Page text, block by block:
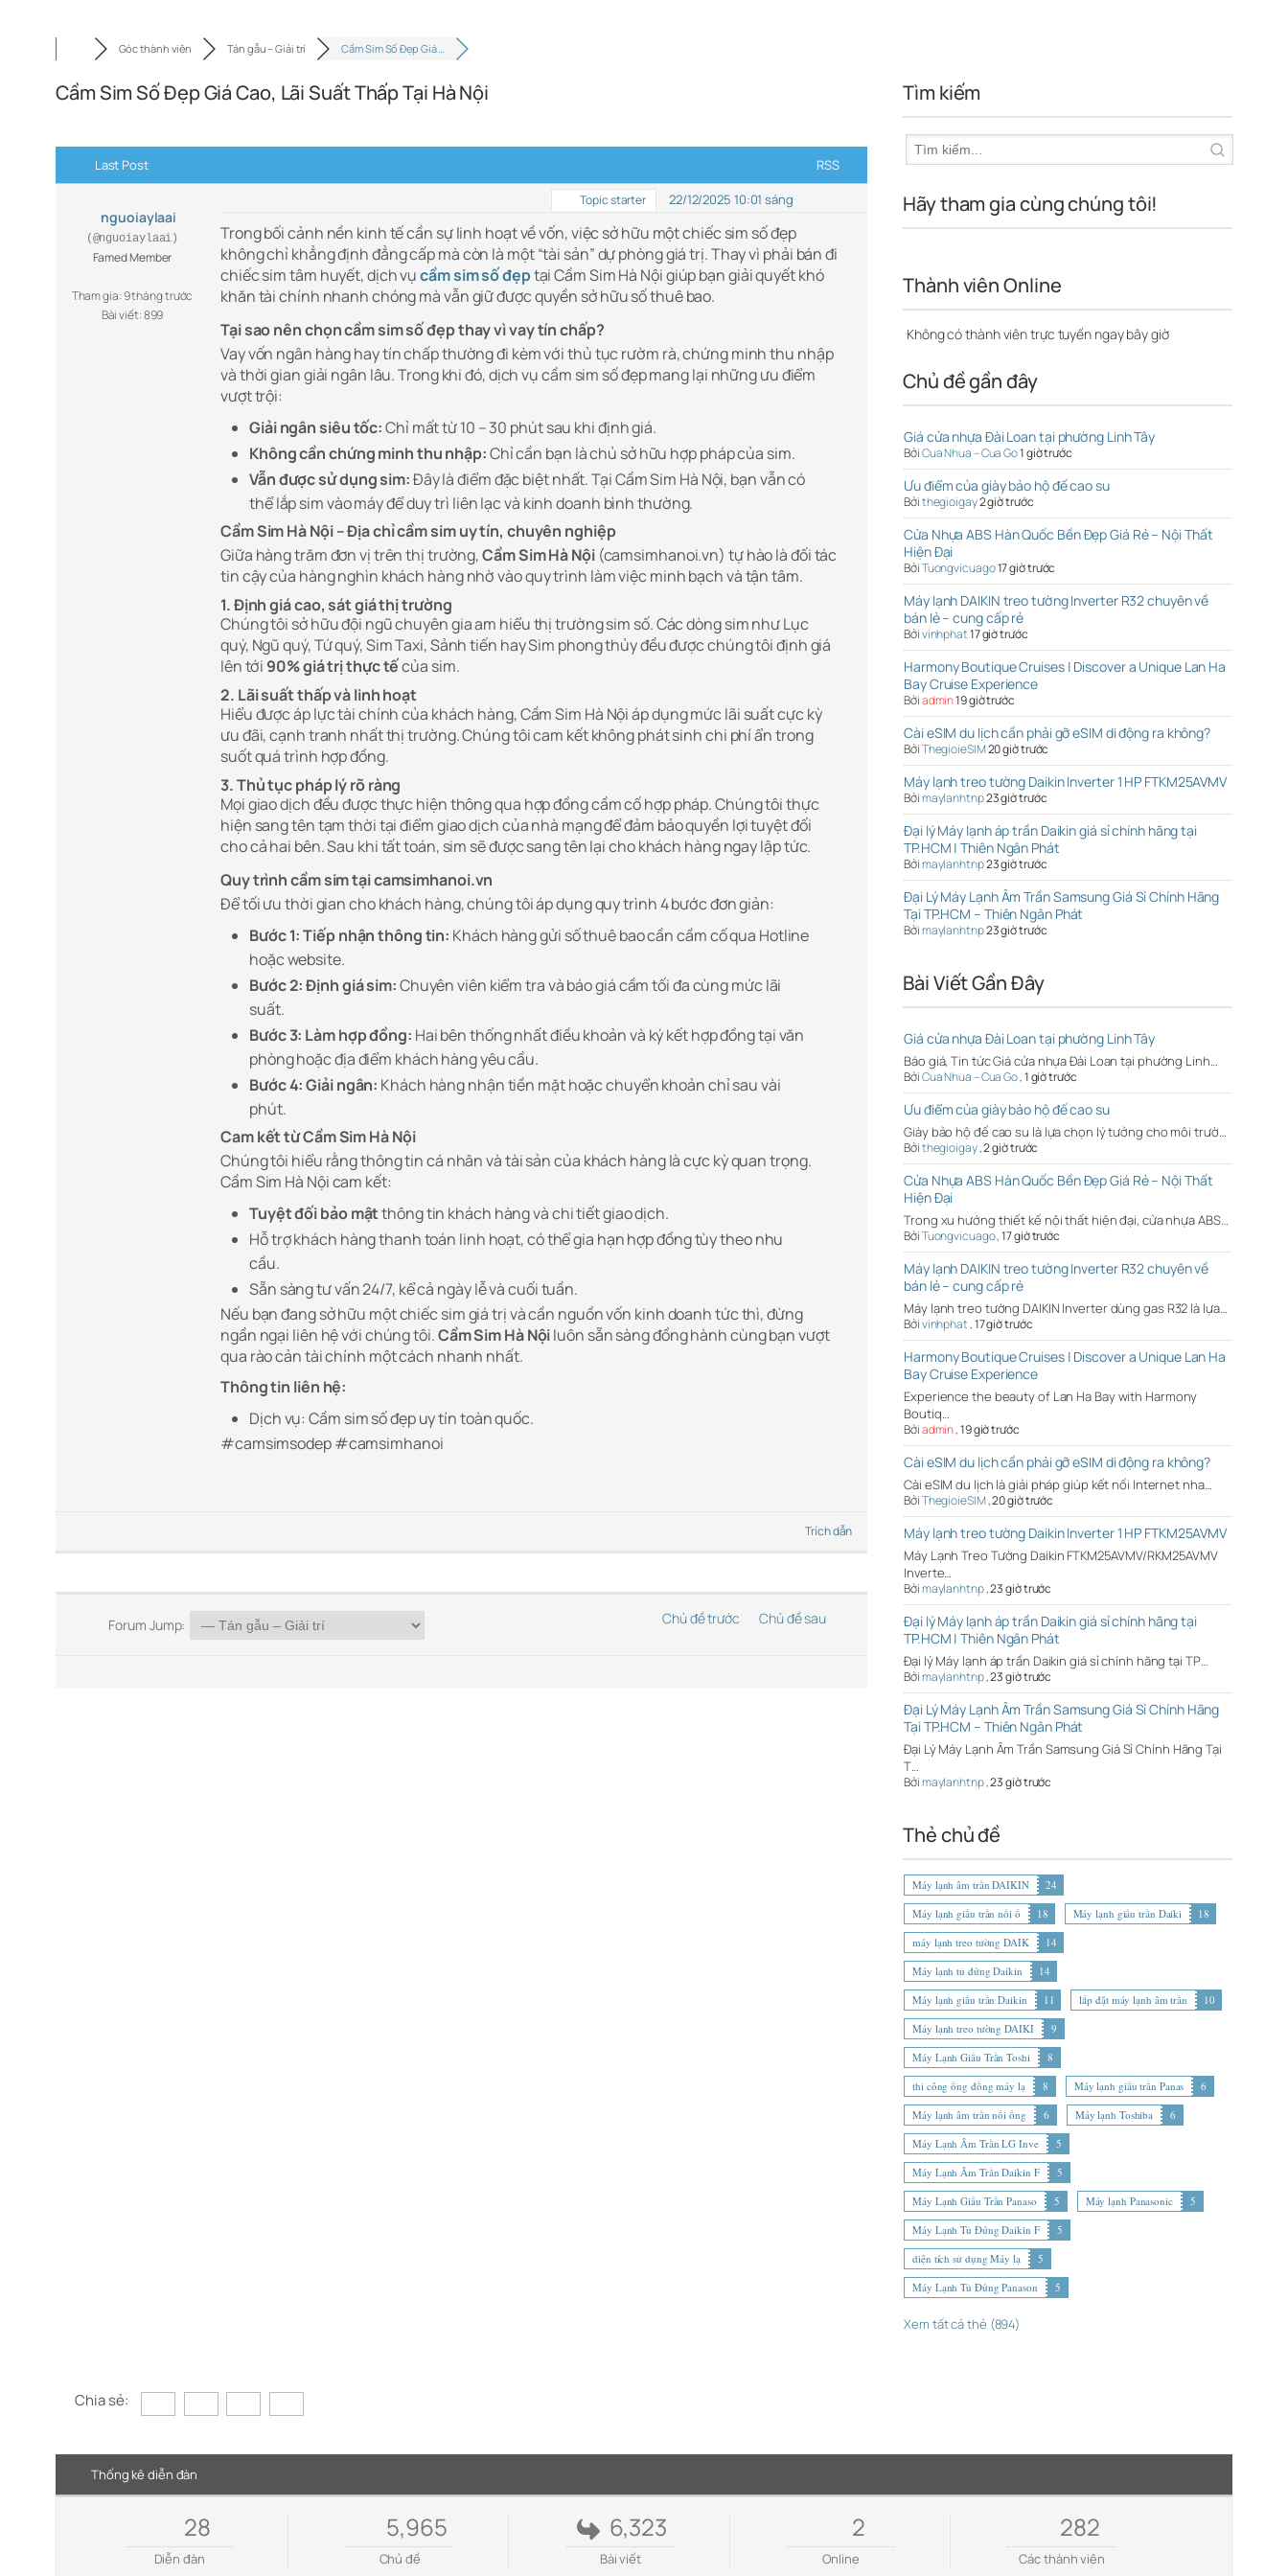
Góc thành viên Tán gẫu – Giải trí Cầm Sim Số Đẹp Giá …
Cầm Sim Số Đẹp Giá Cao, Lãi Suất Thấp Tại Hà Nội
Last Post RSS
nguoiaylaai
(@nguoiaylaai)
Famed Member
Tham gia: 9 tháng trước
Bài viết: 899
Topic starter 22/12/2025 10:01 sáng
Trong bối cảnh nền kinh tế cần sự linh hoạt về vốn, việc sở hữu một chiếc sim số đẹp
không chỉ khẳng định đẳng cấp mà còn là một “tài sản” dự phòng giá trị. Thay vì phải bán đi
chiếc sim tâm huyết, dịch vụcầm sim số đẹptại Cầm Sim Hà Nội giúp bạn giải quyết khó
khăn tài chính nhanh chóng mà vẫn giữ được quyền sở hữu số thuê bao.
Tại sao nên chọn cầm sim số đẹp thay vì vay tín chấp?
Vay vốn ngân hàng hay tín chấp thường đi kèm với thủ tục rườm rà, chứng minh thu nhập
và thời gian giải ngân lâu. Trong khi đó, dịch vụ cầm sim số đẹp mang lại những ưu điểm
vượt trội:
Giải ngân siêu tốc:Chỉ mất từ 10 – 30 phút sau khi định giá.
Không cần chứng minh thu nhập:Chỉ cần bạn là chủ sở hữu hợp pháp của sim.
Vẫn được sử dụng sim:Đây là điểm đặc biệt nhất. Tại Cầm Sim Hà Nội, bạn vẫn có
thể lắp sim vào máy để duy trì liên lạc và kinh doanh bình thường.
Cầm Sim Hà Nội – Địa chỉ cầm sim uy tín, chuyên nghiệp
Giữa hàng trăm đơn vị trên thị trường,Cầm Sim Hà Nội(camsimhanoi.vn) tự hào là đối tác
tin cậy của hàng nghìn khách hàng nhờ vào quy trình làm việc minh bạch và tận tâm.
1. Định giá cao, sát giá thị trường
Chúng tôi sở hữu đội ngũ chuyên gia am hiểu thị trường sim số. Các dòng sim như Lục
quý, Ngũ quý, Tứ quý, Sim Taxi, Sảnh tiến hay Sim phong thủy đều được chúng tôi định giá
lên tới 90% giá trị thực tếcủa sim.
2. Lãi suất thấp và linh hoạt
Hiểu được áp lực tài chính của khách hàng, Cầm Sim Hà Nội áp dụng mức lãi suất cực kỳ
ưu đãi, cạnh tranh nhất thị trường. Chúng tôi cam kết không phát sinh chi phí ẩn trong
suốt quá trình hợp đồng.
3. Thủ tục pháp lý rõ ràng
Mọi giao dịch đều được thực hiện thông qua hợp đồng cầm cố hợp pháp. Chúng tôi thực
hiện sang tên tạm thời tại điểm giao dịch của nhà mạng để đảm bảo quyền lợi tuyệt đối
cho cả hai bên. Sau khi tất toán, sim sẽ được sang tên lại cho khách hàng ngay lập tức.
Quy trình cầm sim tại camsimhanoi.vn
Để tối ưu thời gian cho khách hàng, chúng tôi áp dụng quy trình 4 bước đơn giản:
Bước 1: Tiếp nhận thông tin: Khách hàng gửi số thuê bao cần cầm cố qua Hotline
hoặc website.
Bước 2: Định giá sim:Chuyên viên kiểm tra và báo giá cầm tối đa cùng mức lãi
suất.
Bước 3: Làm hợp đồng: Hai bên thống nhất điều khoản và ký kết hợp đồng tại văn
phòng hoặc địa điểm khách hàng yêu cầu.
Bước 4: Giải ngân: Khách hàng nhận tiền mặt hoặc chuyển khoản chỉ sau vài
phút.
Cam kết từ Cầm Sim Hà Nội
Chúng tôi hiểu rằng thông tin cá nhân và tài sản của khách hàng là cực kỳ quan trọng.
Cầm Sim Hà Nội cam kết:
Tuyệt đối bảo mậtthông tin khách hàng và chi tiết giao dịch.
Hỗ trợ khách hàng thanh toán linh hoạt, có thể gia hạn hợp đồng tùy theo nhu
cầu.
Sẵn sàng tư vấn 24/7, kể cả ngày lễ và cuối tuần.
Nếu bạn đang sở hữu một chiếc sim giá trị và cần nguồn vốn kinh doanh tức thì, đừng
ngần ngại liên hệ với chúng tôi.Cầm Sim Hà Nộiluôn sẵn sàng đồng hành cùng bạn vượt
qua rào cản tài chính một cách nhanh nhất.
Thông tin liên hệ:
Dịch vụ: Cầm sim số đẹp uy tín toàn quốc.
#camsimsodep #camsimhanoi
Trích dẫn
Forum Jump: Chủ đề trước Chủ đề sau
Tìm kiếm
Hãy tham gia cùng chúng tôi!
Thành viên Online
Không có thành viên trực tuyến ngay bây giờ
Chủ đề gần đây
Giá cửa nhựa Đài Loan tại phường Linh Tây
BởiCua Nhua – Cua Go1 giờ trước
Ưu điểm của giày bảo hộ đế cao su
Bởithegioigay2 giờ trước
Cửa Nhựa ABS Hàn Quốc Bền Đẹp Giá Rẻ – Nội Thất
Hiện Đại
BởiTuongvicuago17 giờ trước
Máy lạnh DAIKIN treo tường Inverter R32 chuyên về
bán lẻ – cung cấp rẻ
Bởivinhphat17 giờ trước
Harmony Boutique Cruises | Discover a Unique Lan Ha
Bay Cruise Experience
Bởiadmin19 giờ trước
Cài eSIM du lịch cần phải gỡ eSIM di động ra không?
BởiThegioieSIM20 giờ trước
Máy lạnh treo tường Daikin Inverter 1 HP FTKM25AVMV
Bởimaylanhtnp23 giờ trước
Đại lý Máy lạnh áp trần Daikin giá sỉ chính hãng tại
TP.HCM | Thiên Ngân Phát
Bởimaylanhtnp23 giờ trước
Đại Lý Máy Lạnh Âm Trần Samsung Giá Sỉ Chính Hãng
Tại TP.HCM – Thiên Ngân Phát
Bởimaylanhtnp23 giờ trước
Bài Viết Gần Đây
Giá cửa nhựa Đài Loan tại phường Linh Tây
Báo giá, Tin tức Giá cửa nhựa Đài Loan tại phường Linh…
BởiCua Nhua – Cua Go,1 giờ trước
Ưu điểm của giày bảo hộ đế cao su
Giày bảo hộ đế cao su là lựa chọn lý tưởng cho môi trườ…
Bởithegioigay,2 giờ trước
Cửa Nhựa ABS Hàn Quốc Bền Đẹp Giá Rẻ – Nội Thất
Hiện Đại
Trong xu hướng thiết kế nội thất hiện đại, cửa nhựa ABS…
BởiTuongvicuago,17 giờ trước
Máy lạnh DAIKIN treo tường Inverter R32 chuyên về
bán lẻ – cung cấp rẻ
Máy lạnh treo tường DAIKIN Inverter dùng gas R32 là lựa…
Bởivinhphat,17 giờ trước
Harmony Boutique Cruises | Discover a Unique Lan Ha
Bay Cruise Experience
Experience the beauty of Lan Ha Bay with Harmony
Boutiq…
Bởiadmin,19 giờ trước
Cài eSIM du lịch cần phải gỡ eSIM di động ra không?
Cài eSIM du lịch là giải pháp giúp kết nối Internet nha…
BởiThegioieSIM,20 giờ trước
Máy lạnh treo tường Daikin Inverter 1 HP FTKM25AVMV
Máy Lạnh Treo Tường Daikin FTKM25AVMV/RKM25AVMV
Inverte…
Bởimaylanhtnp,23 giờ trước
Đại lý Máy lạnh áp trần Daikin giá sỉ chính hãng tại
TP.HCM | Thiên Ngân Phát
Đại lý Máy lạnh áp trần Daikin giá sỉ chính hãng tại TP…
Bởimaylanhtnp,23 giờ trước
Đại Lý Máy Lạnh Âm Trần Samsung Giá Sỉ Chính Hãng
Tại TP.HCM – Thiên Ngân Phát
Đại Lý Máy Lạnh Âm Trần Samsung Giá Sỉ Chính Hãng Tại
T…
Bởimaylanhtnp,23 giờ trước
Thẻ chủ đề
Máy lạnh âm trần DAIKIN
24
Máy lạnh giấu trần nối ố
18 Máy lạnh giấu trần Daiki
18
máy lạnh treo tường DAIK
14
Máy lạnh tủ đứng Daikin
14
Máy lạnh giấu trần Daikin
11 lắp đặt máy lạnh âm trần
10
Máy lạnh treo tường DAIKI
9
Máy Lạnh Giấu Trần Toshi
8
thi công ống đồng máy lạ
8 Máy lạnh giấu trần Panas
6
Máy lạnh âm trần nối ống
6 Máy lạnh Toshiba
6
Máy Lạnh Âm Trần LG Inve
5
Máy Lạnh Âm Trần Daikin F
5
Máy Lạnh Giấu Trần Panaso
5 Máy lạnh Panasonic
5
Máy Lạnh Tủ Đứng Daikin F
5
diện tích sử dụng Máy lạ
5
Máy Lạnh Tủ Đứng Panason
5
Xem tất cả thẻ (894)
Chia sẻ:
Thống kê diễn đàn
28
Diễn đàn
5,965
Chủ đề
6,323
Bài viết
2
Online
282
Các thành viên